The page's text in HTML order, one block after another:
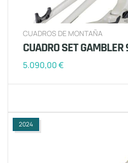
CUADROS DE MONTAÑA
CUADRO SET
5.090,00€
2024